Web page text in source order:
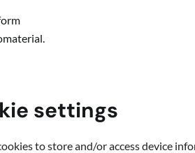
settings
to store and/or access device
varumärke